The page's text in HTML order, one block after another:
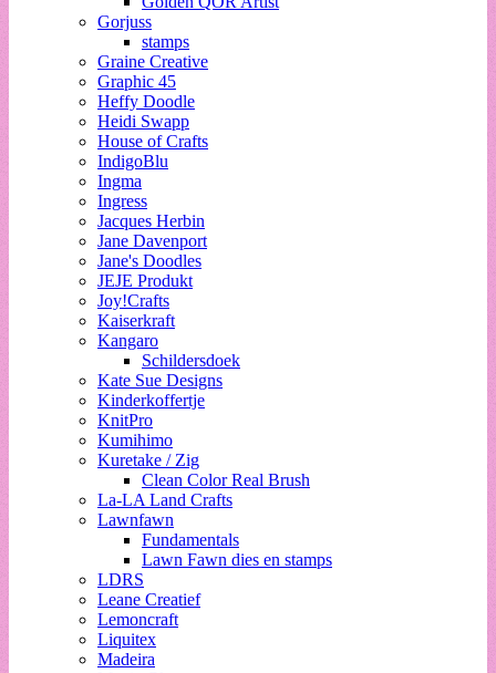
Gorjuss
stamps
Graine Creative
Graphic 45
Heffy Doodle
Heidi Swapp
House of Crafts
IndigoBlu
Ingma
Ingress
Jacques Herbin
Jane Davenport
Jane's Doodles
JEJE Produkt
Joy!Crafts
Kaiserkraft
Kangaro
Schildersdoek
Kate Sue Designs
Kinderkoffertje
KnitPro
Kumihimo
Kuretake / Zig
Clean Color Real Brush
La-LA Land Crafts
Lawnfawn
Fundamentals
Lawn Fawn dies en stamps
LDRS
Leane Creatief
Lemoncraft
Liquitex
Madeira